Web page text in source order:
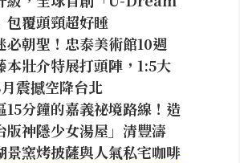
包覆頭頸超好睡
必朝聖！忠泰美術館10週
本壯介特展打頭陣，1:5大
震撼空降台北
15分鐘的嘉義祕境路線！造
版神隱少女湯屋」清豐濤
景窯烤披薩與人氣私宅咖啡